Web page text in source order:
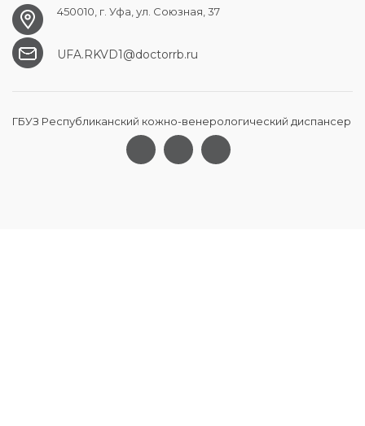
450010, г. Уфа, ул. Союзная, 37
UFA.RKVD1@doctorrb.ru
ГБУЗ Республиканский кожно-венерологический диспансер